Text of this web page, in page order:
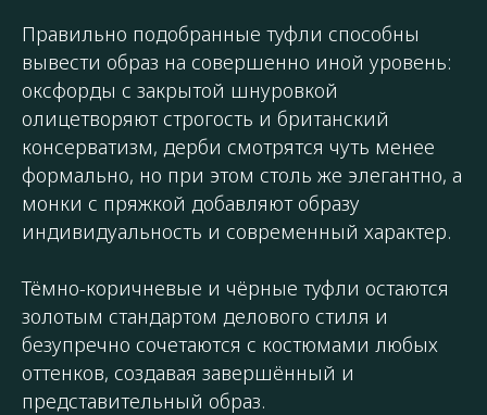
Правильно подобранные туфли способны
вывести образ на совершенно иной уровень:
оксфорды с закрытой шнуровкой
олицетворяют строгость и британский
консерватизм, дерби смотрятся чуть менее
формально, но при этом столь же элегантно, а
монки с пряжкой добавляют образу
индивидуальность и современный характер.
Тёмно-коричневые и чёрные туфли остаются
золотым стандартом делового стиля и
безупречно сочетаются с костюмами любых
оттенков, создавая завершённый и
представительный образ.